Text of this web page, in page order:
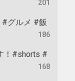
201
グルメ #飯
186
！#shorts #
168